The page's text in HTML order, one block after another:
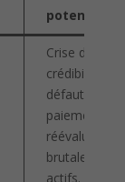
potentiel
Crise de
crédibilité,
défaut de
paiement ou
réévaluation
brutale des
actifs.